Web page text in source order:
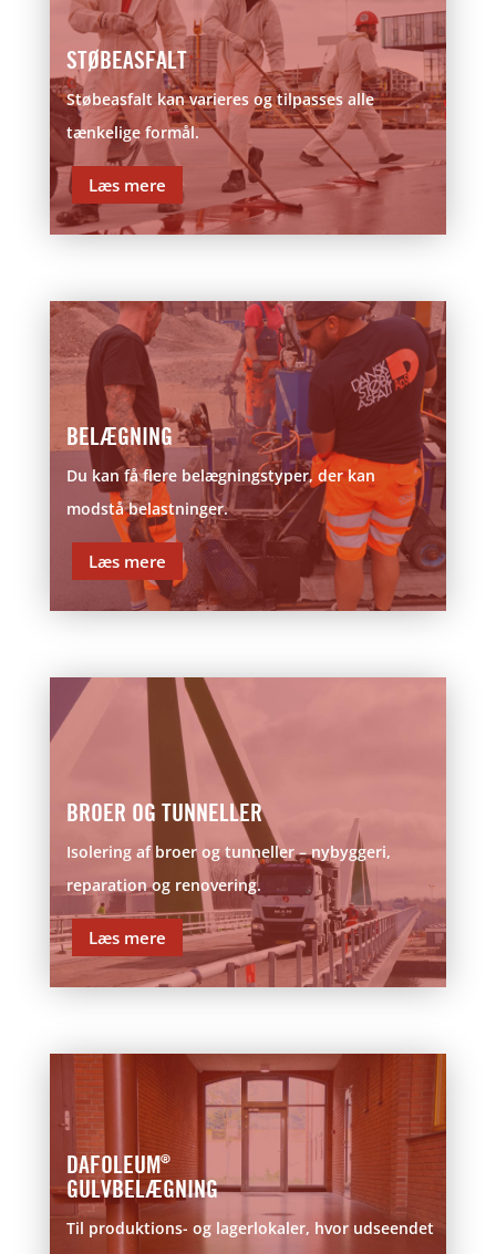
STØBEASFALT
Støbeasfalt kan varieres og tilpasses alle
tænkelige formål.
Læs mere
BELÆGNING
Du kan få flere belægningstyper, der kan
modstå belastninger.
Læs mere
BROER OG TUNNELLER
Isolering af broer og tunneller – nybyggeri,
reparation og renovering.
Læs mere
DAFOLEUM®
GULVBELÆGNING
Til produktions- og lagerlokaler, hvor udseendet